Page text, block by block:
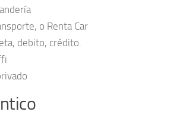
o Renta Car
debito, crédito.